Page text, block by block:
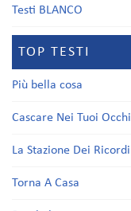
Testi BLANCO
TOP TESTI
Più bella cosa
Cascare Nei Tuoi Occhi
La Stazione Dei Ricordi
Torna A Casa